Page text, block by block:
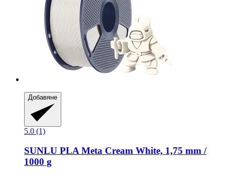
Добавяне
5.0 (1)
SUNLU PLA Meta Cream White, 1,75 mm /
1000 g